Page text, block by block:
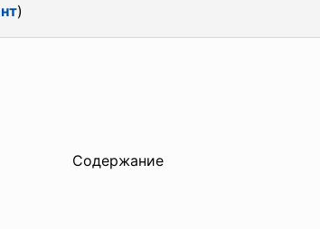
)
Содержание